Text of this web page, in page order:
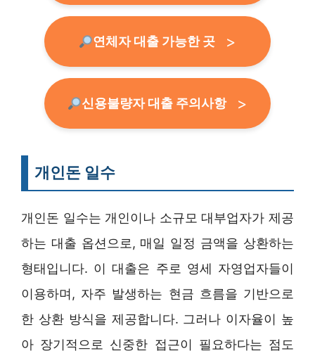
연체자 대출 가능한 곳
신용불량자 대출 주의사항
개인돈 일수
개인돈 일수는 개인이나 소규모 대부업자가 제공
하는 대출 옵션으로, 매일 일정 금액을 상환하는
형태입니다. 이 대출은 주로 영세 자영업자들이
이용하며, 자주 발생하는 현금 흐름을 기반으로
한 상환 방식을 제공합니다. 그러나 이자율이 높
아 장기적으로 신중한 접근이 필요하다는 점도